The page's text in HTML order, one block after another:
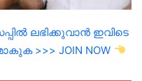
ലഭിക്കുവാൻ ഇവിടെ
>>> JOIN NOW